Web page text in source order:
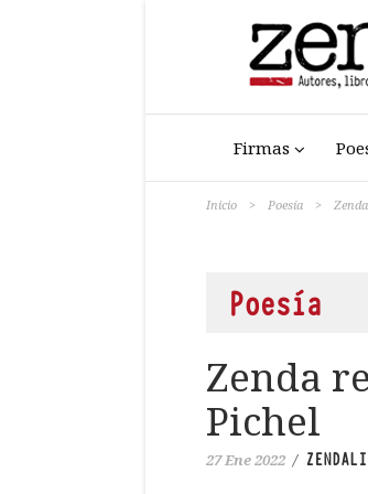
Firmas
Inicio > Poesía >
Poesía
Zenda
Pichel
27 Ene 2022 /